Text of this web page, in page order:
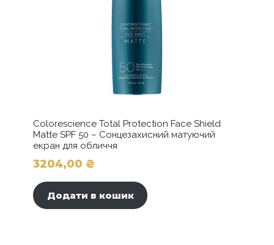
Colorescience Total Protection Face Shield
Matte SPF 50 – Сонцезахисний матуючий
екран для обличчя
3204,00 ₴
Додати в кошик